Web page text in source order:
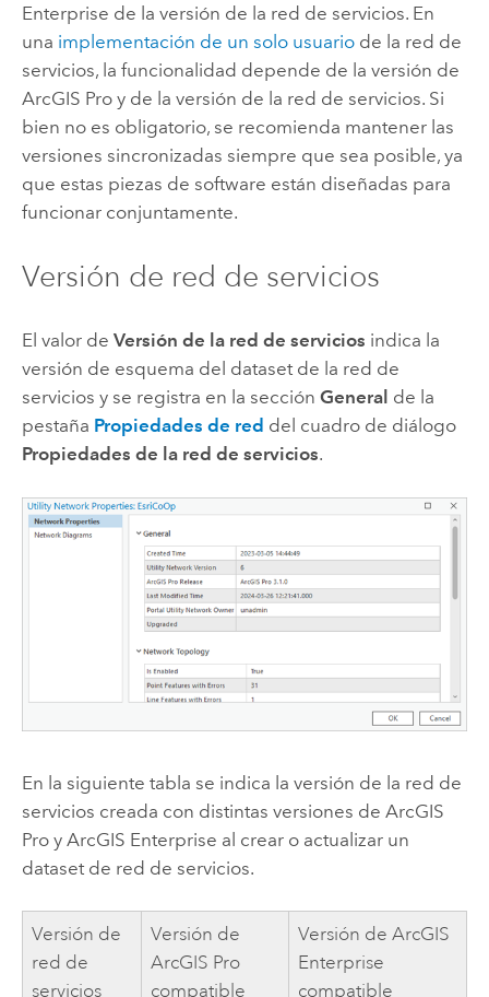
Enterprise de la versión de la red de servicios. En
una implementación de un solo usuariode la red de
servicios, la funcionalidad depende de la versión de
ArcGIS Proy de la versión de la red de servicios. Si
bien no es obligatorio, se recomienda mantener las
versiones sincronizadas siempre que sea posible, ya
que estas piezas de software están diseñadas para
funcionar conjuntamente.
Versión de red de servicios
El valor de Versión de la red de servicios indica la
versión de esquema del dataset de la red de
servicios y se registra en la sección General de la
pestaña Propiedades de red del cuadro de diálogo
Propiedades de la red de servicios.
En la siguiente tabla se indica la versión de la red de
servicios creada con distintas versiones de ArcGIS
Proy ArcGIS Enterprise al crear o actualizar un
dataset de red de servicios.
Versión de
red de
servicios
Versión de
ArcGIS Pro
compatible
Versión deArcGIS
Enterprise
compatible